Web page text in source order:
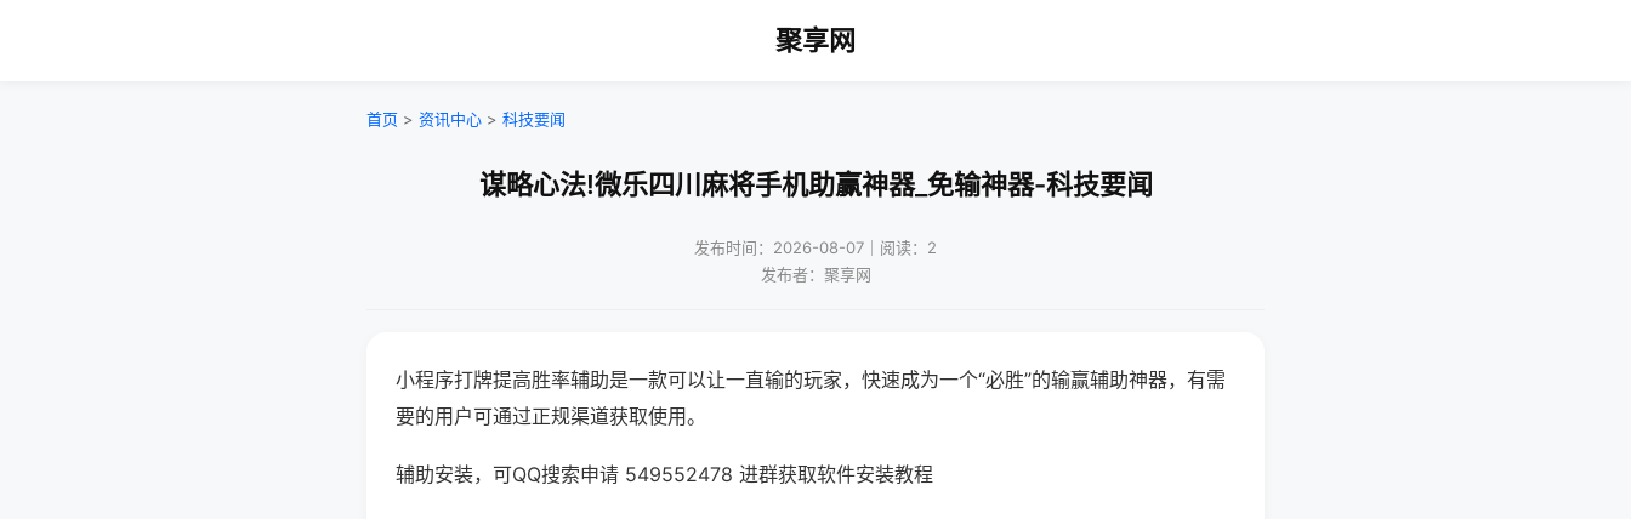
聚享网
首页 > 资讯中心 > 科技要闻
谋略心法!微乐四川麻将手机助赢神器_免输神器-科技要闻
发布时间：2026-08-07｜阅读：2
发布者：聚享网
小程序打牌提高胜率辅助是一款可以让一直输的玩家，快速成为一个“必胜”的输赢辅助神器，有需
要的用户可通过正规渠道获取使用。
辅助安装，可QQ搜索申请 549552478 进群获取软件安装教程